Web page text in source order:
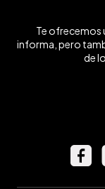
Te ofrecemos
informa, pero
de